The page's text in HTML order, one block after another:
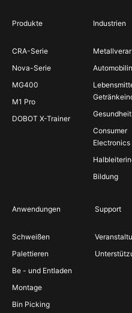
Produkte
CRA-Serie
Nova-Serie
MG400
M1 Pro
DOBOT X-Trainer
Industrien
Consumer
Electronics
Bildung
Anwendungen
Schweißen
Palettieren
Be - und Entladen
Montage
Bin Picking
Support